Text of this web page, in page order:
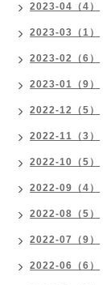
2023-04（4）
2023-03（1）
2023-02（6）
2023-01（9）
2022-12（5）
2022-11（3）
2022-10（5）
2022-09（4）
2022-08（5）
2022-07（9）
2022-06（6）